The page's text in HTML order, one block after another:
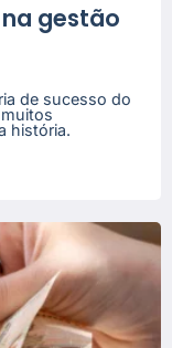
gestão
de sucesso do
história.